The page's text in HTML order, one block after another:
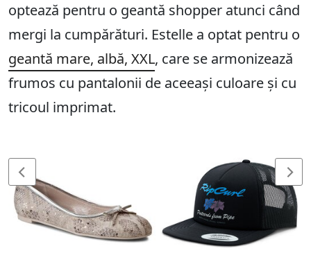
optează pentru o geantă shopper atunci când
mergi la cumpărături. Estelle a optat pentru o
geantă mare, albă, XXL, care se armonizează
frumos cu pantalonii de aceeași culoare și cu
tricoul imprimat.